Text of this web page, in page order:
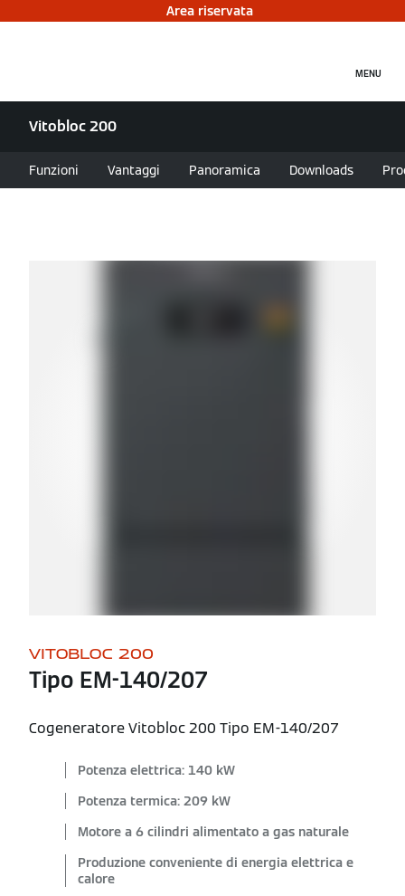
Area riservata
MENU
Vitobloc 200
Funzioni Vantaggi Panoramica Downloads
VITOBLOC 200
Tipo EM-140/207
Cogeneratore Vitobloc 200 Tipo EM-140/207
Potenza elettrica: 140 kW
Potenza termica: 209 kW
Motore a 6 cilindri alimentato a gas naturale
Produzione conveniente di energia elettrica e
calore